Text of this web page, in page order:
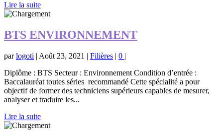
Lire la suite
BTS ENVIRONNEMENT
parlogoti | Août 23, 2021 | Filières | 0 |
Diplôme : BTS Secteur : Environnement Condition d’entrée :
Baccalauréat toutes séries recommandé Cette spécialité a pour
objectif de former des techniciens supérieurs capables de mesurer,
analyser et traduire les...
Lire la suite